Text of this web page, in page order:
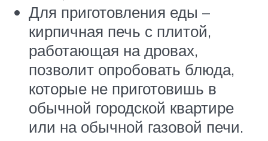
Для приготовления еды –
кирпичная печь с плитой,
работающая на дровах,
позволит опробовать блюда,
которые не приготовишь в
обычной городской квартире
или на обычной газовой печи.